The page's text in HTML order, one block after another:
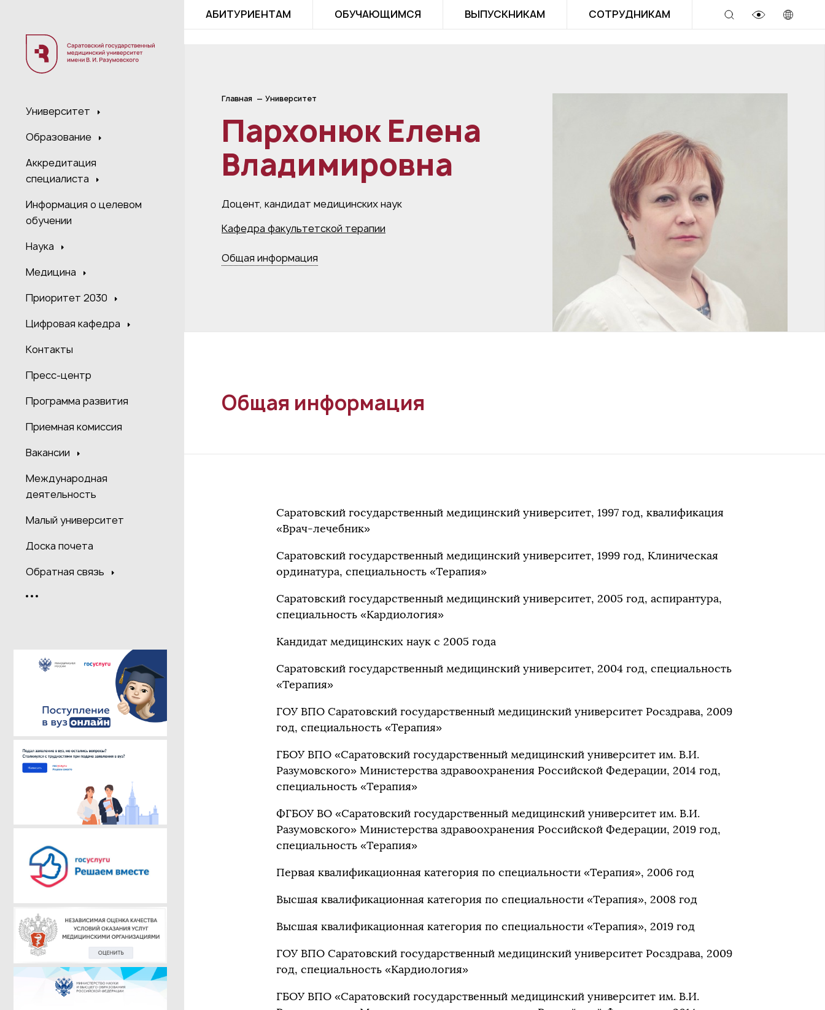
Университет
Образование
Аккредитация
специалиста
Информация о целевом
обучении
Наука
Медицина
Приоритет 2030
Цифровая кафедра
Контакты
Пресс-центр
Программа развития
Приемная комиссия
Вакансии
Международная
деятельность
Малый университет
Доска почета
Обратная связь
АБИТУРИЕНТАМ ОБУЧАЮЩИМСЯ ВЫПУСКНИКАМ СОТРУДНИКАМ
Главная Университет
Пархонюк Елена
Владимировна
Доцент, кандидат медицинских наук
Кафедра факультетской терапии
Общая информация
Общая информация
Саратовский государственный медицинский университет, 1997 год, квалификация
«Врач-лечебник»
Саратовский государственный медицинский университет, 1999 год, Клиническая
ординатура, специальность «Терапия»
Саратовский государственный медицинский университет, 2005 год, аспирантура,
специальность «Кардиология»
Кандидат медицинских наук с 2005 года
Саратовский государственный медицинский университет, 2004 год, специальность
«Терапия»
ГОУ ВПО Саратовский государственный медицинский университет Росздрава, 2009
год, специальность «Терапия»
ГБОУ ВПО «Саратовский государственный медицинский университет им. В.И.
Разумовского» Министерства здравоохранения Российской Федерации, 2014 год,
специальность «Терапия»
ФГБОУ ВО «Саратовский государственный медицинский университет им. В.И.
Разумовского» Министерства здравоохранения Российской Федерации, 2019 год,
специальность «Терапия»
Первая квалификационная категория по специальности «Терапия», 2006 год
Высшая квалификационная категория по специальности «Терапия», 2008 год
Высшая квалификационная категория по специальности «Терапия», 2019 год
ГОУ ВПО Саратовский государственный медицинский университет Росздрава, 2009
год, специальность «Кардиология»
ГБОУ ВПО «Саратовский государственный медицинский университет им. В.И.